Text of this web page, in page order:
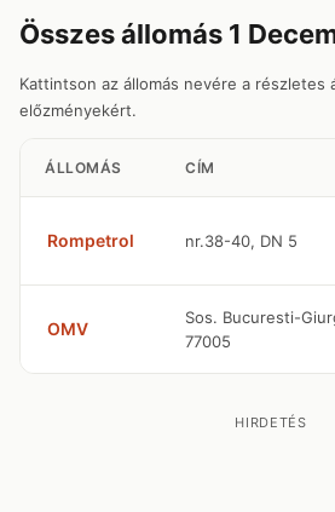
Összes állomás 1
Kattintson az állomás nevére a részletes
előzményekért.
ÁLLOMÁS CÍM
Rompetrol nr.38-40, DN 5
OMV
Sos. Bucuresti-
77005
HIRDETÉS